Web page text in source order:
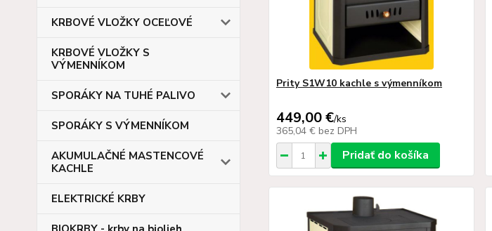
KRBOVÉ VLOŽKY OCEĽOVÉ
KRBOVÉ VLOŽKY S
VÝMENNÍKOM
SPORÁKY NA TUHÉ PALIVO
SPORÁKY S VÝMENNÍKOM
AKUMULAČNÉ MASTENCOVÉ
KACHLE
ELEKTRICKÉ KRBY
Prity S1W10 kachle s výmenníkom
449,00 €/ks
365,04 € bez DPH
Pridať do košíka